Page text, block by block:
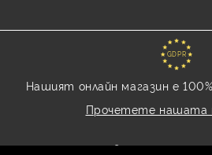
GDPR
Нашият онлайн магазин е
Прочетете нашата
Моите лични